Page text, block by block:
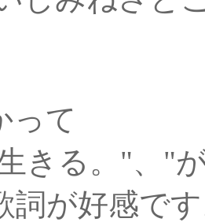
って
きる。"、"
詞が好感で